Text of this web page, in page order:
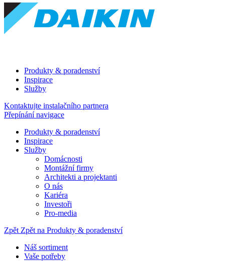
Produkty & poradenství
Inspirace
Služby
Kontaktujte instalačního partnera
Přepínání navigace
Produkty & poradenství
Inspirace
Služby
Domácnosti
Montážní firmy
Architekti a projektanti
O nás
Kariéra
Investoři
Pro-media
Zpět Zpět na Produkty & poradenství
Náš sortiment
Vaše potřeby